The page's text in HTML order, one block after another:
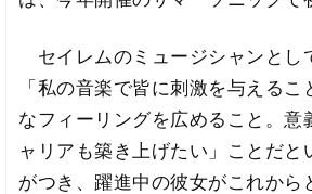
セイレムのミュージシャンとし
「私の音楽で皆に刺激を与える
なフィーリングを広めること。意
ャリアも築き上げたい」ことだと
がつき、躍進中の彼女がこれから